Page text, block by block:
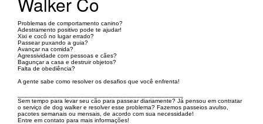
Problemas de comportamento canino?
Adestramento positivo pode te ajudar!
Xixi e cocô no lugar errado?
Passear puxando a guia?
Avançar na comida?
Agressividade com pessoas e cães?
Bagunçar a casa e destruir objetos?
Falta de obediência?
A gente sabe como resolver os desafios que você enfrenta!
Sem tempo para levar seu cão para passear diariamente? Já pensou em contratar
o serviço de dog walker e resolver esse problema? Fazemos passeios avulso,
pacotes semanais ou mensais, de acordo com sua necessidade!
Entre em contato para mais informações!